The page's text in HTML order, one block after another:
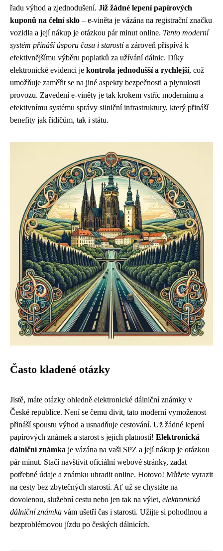
řadu výhod a zjednodušení. Již žádné lepení papírových
kuponů na čelní sklo – e-viněta je vázána na registrační značku
vozidla a její nákup je otázkou pár minut online. Tento moderní
systém přináší úsporu času i starostía zároveň přispívá k
efektivnějšímu výběru poplatků za užívání dálnic. Díky
elektronické evidenci je kontrola jednodušší a rychlejší, což
umožňuje zaměřit se na jiné aspekty bezpečnosti a plynulosti
provozu. Zavedení e-viněty je tak krokem vstříc modernímu a
efektivnímu systému správy silniční infrastruktury, který přináší
benefity jak řidičům, tak i státu.
Často kladené otázky
Jistě, máte otázky ohledně elektronické dálniční známky v
České republice. Není se čemu divit, tato moderní vymoženost
přináší spoustu výhod a usnadňuje cestování. Už žádné lepení
papírových známek a starost s jejich platností! Elektronická
dálniční známka je vázána na vaši SPZ a její nákup je otázkou
pár minut. Stačí navštívit oficiální webové stránky, zadat
potřebné údaje a známku uhradit online. Hotovo! Můžete vyrazit
na cesty bez zbytečných starostí. Ať už se chystáte na
dovolenou, služební cestu nebo jen tak na výlet, elektronická
dálniční známka vám ušetří čas i starosti. Užijte si pohodlnou a
bezproblémovou jízdu po českých dálnicích.